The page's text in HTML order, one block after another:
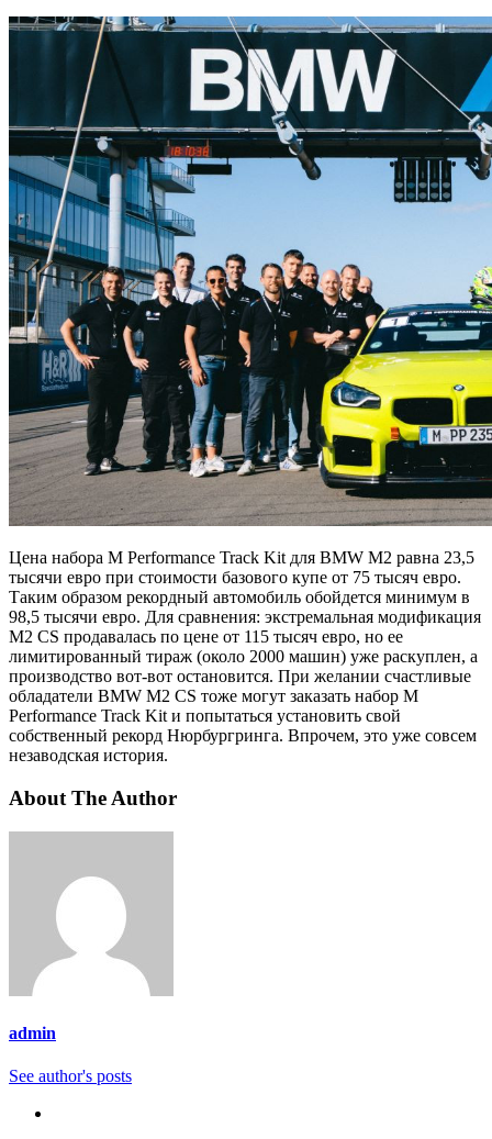
Цена набора M Performance Track Kit для BMW M2 равна 23,5
тысячи евро при стоимости базового купе от 75 тысяч евро.
Таким образом рекордный автомобиль обойдется минимум в
98,5 тысячи евро. Для сравнения: экстремальная модификация
M2 CS продавалась по цене от 115 тысяч евро, но ее
лимитированный тираж (около 2000 машин) уже раскуплен, а
производство вот-вот остановится. При желании счастливые
обладатели BMW M2 CS тоже могут заказать набор M
Performance Track Kit и попытаться установить свой
собственный рекорд Нюрбургринга. Впрочем, это уже совсем
незаводская история.
About The Author
admin
See author's posts